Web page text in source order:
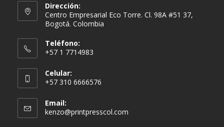
Dirección:
Centro Empresarial Eco Torre. Cl. 98A #51 37,
Bogotá. Colombia
Teléfono:
+57 1 7714983
Celular:
+57 310 6666576
Email:
kenzo@printpresscol.com